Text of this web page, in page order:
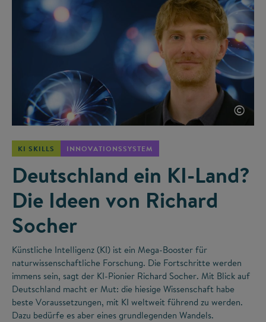
©
KI SKILLS INNOVATIONSSYSTEM
Deutschland ein KI-Land?
Die Ideen von Richard
Socher
Künstliche Intelligenz (KI) ist ein Mega-Booster für
naturwissenschaftliche Forschung. Die Fortschritte werden
immens sein, sagt der KI-Pionier Richard Socher. Mit Blick auf
Deutschland macht er Mut: die hiesige Wissenschaft habe
beste Voraussetzungen, mit KI weltweit führend zu werden.
Dazu bedürfe es aber eines grundlegenden Wandels.